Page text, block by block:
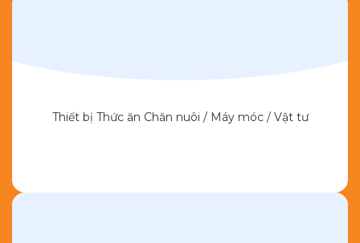
Thiết bị Thức ăn Chăn nuôi / Máy móc / Vật tư